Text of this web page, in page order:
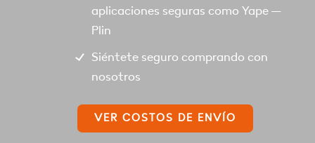
aplicaciones seguras como Yape –
Plin
Siéntete seguro comprando con
nosotros
VER COSTOS DE ENVÍO